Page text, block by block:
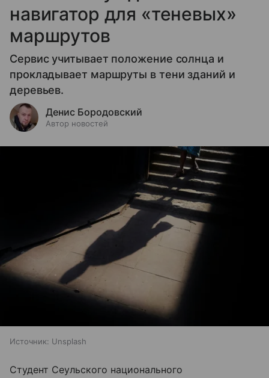
навигатор для «теневых»
маршрутов
Сервис учитывает положение солнца и
прокладывает маршруты в тени зданий и
деревьев.
Денис Бородовский
Автор новостей
Источник: Unsplash
Студент Сеульского национального